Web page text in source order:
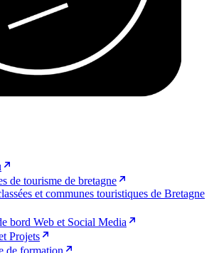
de tourisme de bretagne
et communes touristiques de Bretagne
bord Web et Social Media
Projets
de formation